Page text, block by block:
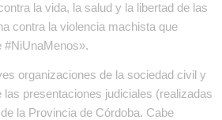
la vida, la salud y la libertad de las
contra la violencia machista que
#NiUnaMenos».
organizaciones de la sociedad civil y
presentaciones judiciales (realizadas
la Provincia de Córdoba. Cabe